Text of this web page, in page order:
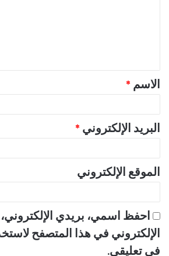
ق
*
الاسم *
البريد الإلكتروني *
الموقع الإلكتروني
احفظ اسمي، بريدي
الإلكتروني في هذا المتصفح
في تعليقي.